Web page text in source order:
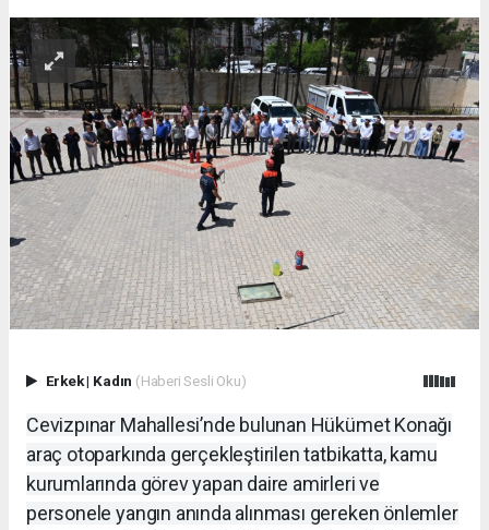
Erkek| Kadın (Haberi Sesli Oku)
Cevizpınar Mahallesi’nde bulunan Hükümet Konağı
araç otoparkında gerçekleştirilen tatbikatta, kamu
kurumlarında görev yapan daire amirleri ve
personele yangın anında alınması gereken önlemler